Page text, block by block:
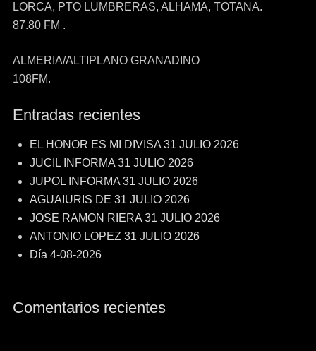
LORCA, PTO LUMBRERAS, ALHAMA, TOTANA.
87.80 FM .
ALMERIA/ALTIPLANO GRANADINO
108FM.
Entradas recientes
EL HONOR ES MI DIVISA 31 JULIO 2026
JUCIL INFORMA 31 JULIO 2026
JUPOL INFORMA 31 JULIO 2026
AGUAIURIS DE 31 JULIO 2026
JOSE RAMON RIERA 31 JULIO 2026
ANTONIO LOPEZ 31 JULIO 2026
Día 4-08-2026
Comentarios recientes